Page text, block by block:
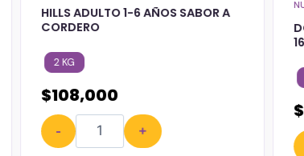
HILLS ADULTO 1-6 AÑOS SABOR A
CORDERO
2 KG
108,000
- +
160
-